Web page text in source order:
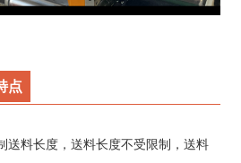
点
送料长度，送料长度不受限制，送料